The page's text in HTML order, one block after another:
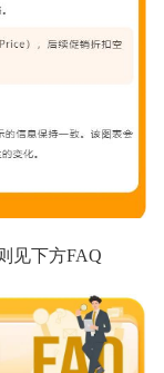
见下方FAQ